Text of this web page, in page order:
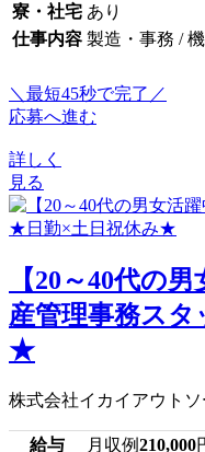
寮・社宅 あり
仕事内容 製造・事務 /
＼最短45秒で完了／
応募へ進む
詳しく
見る
【20～40代の
産管理事務ス
★
株式会社イカイアウト
給与 月収例210,000